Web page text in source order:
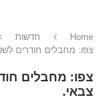
Home חדשות
צפו: מחבלים חודרים
צפו: מחבלים
צבאי.